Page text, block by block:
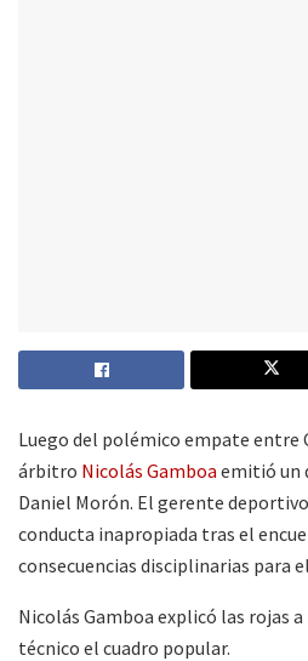
Luego del polémico empate entre
árbitro Nicolás Gamboa emitió un
Daniel Morón. El gerente
conducta inapropiada tras el
consecuencias disciplinarias para
Nicolás Gamboa explicó las rojas
técnico el cuadro popular.